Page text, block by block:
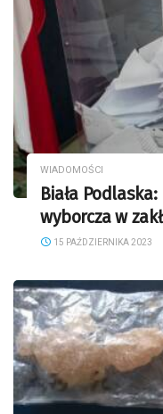
WIADOMOŚCI
Biała
wyborcza w
15 PAŹDZIERNIKA 2023